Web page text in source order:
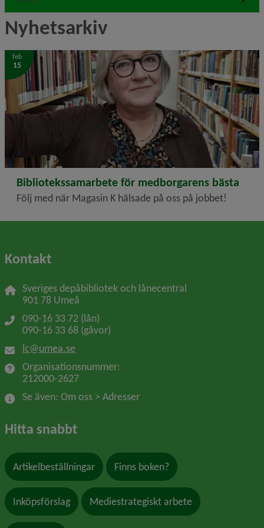
Nyhetsarkiv
feb
15
2023-02-15
Bibliotekssamarbete för medborgarens bästa
Följ med när Magasin K hälsade på oss på jobbet!
Ingalill Stenmark, Foto: Bertil Janson
Kontakt
Sveriges depåbibliotek och lånecentral
901 78 Umeå
090-16 33 72 (lån)
090-16 33 68 (gåvor)
lc@umea.se
Organisationsnummer:
212000-2627
Se även: Om oss > Adresser
Hitta snabbt
Artikelbeställningar Finns boken?
Inköpsförslag Mediestrategiskt arbete